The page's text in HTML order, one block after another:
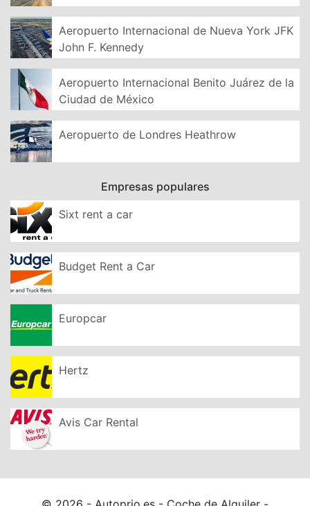
Aeropuerto Internacional de Nueva York JFK
John F. Kennedy
Aeropuerto Internacional Benito Juárez de la
Ciudad de México
Aeropuerto de Londres Heathrow
Empresas populares
Sixt rent a car
Budget Rent a Car
Europcar
Hertz
Avis Car Rental